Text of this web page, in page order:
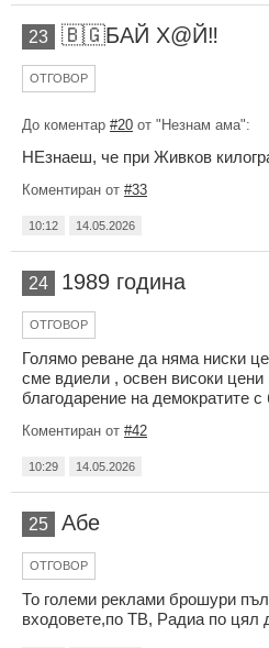
23 🇧🇬БАЙ Х@Й‼️
ОТГОВОР
До коментар #20 от "Незнам ама":
НЕзнаеш, че при Живков
Коментиран от #33
10:12 14.05.2026
24 1989 година
ОТГОВОР
Голямо реване да няма ниски
сме вдиели , освен високи
благодарение на демократите
Коментиран от #42
10:29 14.05.2026
25 Абе
ОТГОВОР
То големи реклами брошури
входовете,по ТВ, Радиа по